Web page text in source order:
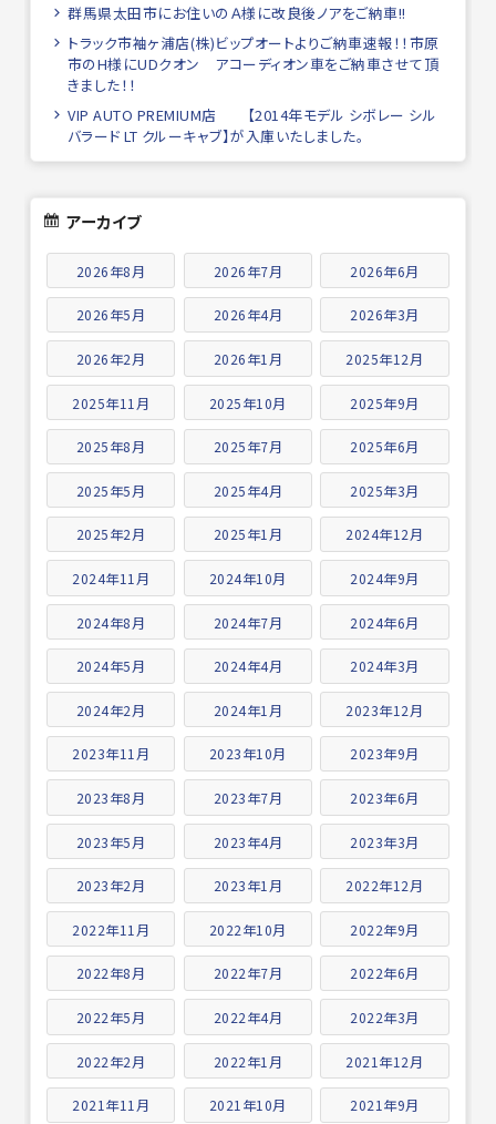
群馬県太田市にお住いのＡ様に改良後ノアをご納車!!
トラック市袖ヶ浦店(株)ビップオートよりご納車速報！！市原
市のH様にUDクオン アコーディオン車をご納車させて頂
きました！！
VIP AUTO PREMIUM店 【2014年モデル シボレー シル
バラード LT クルーキャブ】が入庫いたしました。
アーカイブ
2026年8月 2026年7月 2026年6月
2026年5月 2026年4月 2026年3月
2026年2月 2026年1月 2025年12月
2025年11月 2025年10月 2025年9月
2025年8月 2025年7月 2025年6月
2025年5月 2025年4月 2025年3月
2025年2月 2025年1月 2024年12月
2024年11月 2024年10月 2024年9月
2024年8月 2024年7月 2024年6月
2024年5月 2024年4月 2024年3月
2024年2月 2024年1月 2023年12月
2023年11月 2023年10月 2023年9月
2023年8月 2023年7月 2023年6月
2023年5月 2023年4月 2023年3月
2023年2月 2023年1月 2022年12月
2022年11月 2022年10月 2022年9月
2022年8月 2022年7月 2022年6月
2022年5月 2022年4月 2022年3月
2022年2月 2022年1月 2021年12月
2021年11月 2021年10月 2021年9月